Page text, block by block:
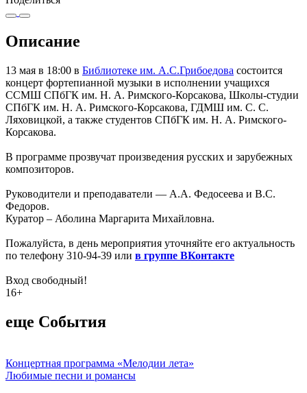
Описание
13 мая в 18:00 в Библиотеке им. А.С.Грибоедова состоится
концерт фортепианной музыки в исполнении учащихся
ССМШ СПбГК им. Н. А. Римского-Корсакова, Школы-студии
СПбГК им. Н. А. Римского-Корсакова, ГДМШ им. С. С.
Ляховицкой, а также студентов СПбГК им. Н. А. Римского-
Корсакова.
В программе прозвучат произведения русских и зарубежных
композиторов.
Руководители и преподаватели — А.А. Федосеева и В.С.
Федоров.
Куратор – Аболина Маргарита Михайловна.
Пожалуйста, в день мероприятия уточняйте его актуальность
по телефону 310-94-39 или в группе ВКонтакте
Вход свободный!
16+
еще События
Концертная программа «Мелодии лета»
Любимые песни и романсы